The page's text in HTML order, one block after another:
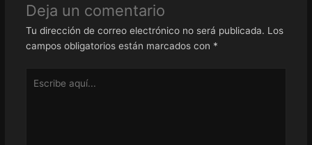
Deja un comentario
Tu dirección de correo electrónico no será publicada. Los
campos obligatorios están marcados con *
aquí...